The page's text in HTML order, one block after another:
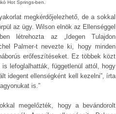
Hot Springs-ben.
megkérdőjelezhető, de a sokkal
az ügy. Wilson elnök az Ellenséggel
létrehozta az „Idegen Tulajdon
Palmer-t nevezte ki, hogy minden
erőfeszítéseket. Ez többek közt
lefoglalhatták, függetlenül attól, hogy
idegent ellenségként kell kezelni”, írta
is.”
megelőzték, hogy a bevándorolt